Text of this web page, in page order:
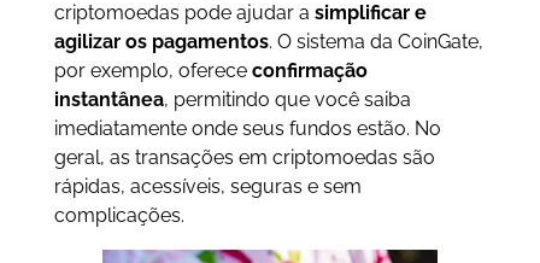
criptomoedas pode ajudar a simplificar e
agilizar os pagamentos. O sistema da CoinGate,
por exemplo, oferece confirmação
instantânea, permitindo que você saiba
imediatamente onde seus fundos estão. No
geral, as transações em criptomoedas são
rápidas, acessíveis, seguras e sem
complicações.